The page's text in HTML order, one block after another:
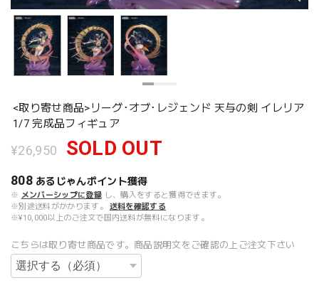
<取り寄せ商品>リーグ･オブ･レジェンド 天与の剣 イレリア
1/7 完成品フィギュア
¥26,950 SOLD OUT
808 あるじゃんポイント獲得
※ メンバーシップに登録 し、購入をすると獲得できます。
※別途送料がかかります。
送料を確認する
※¥10,000以上のご注文で国内送料が無料になります。
こちらは取り寄せ商品です。商品説明文をご確認の上ご注文下さい